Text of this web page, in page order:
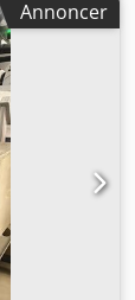
på 5.200
udstyret
den
os for
bar -
400
-
73 A -
/ 80 A
(SCCR): 10
Annoncer